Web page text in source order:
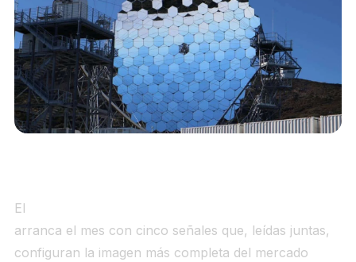
El
arranca el mes con cinco señales que, leídas juntas,
configuran la imagen más completa del mercado